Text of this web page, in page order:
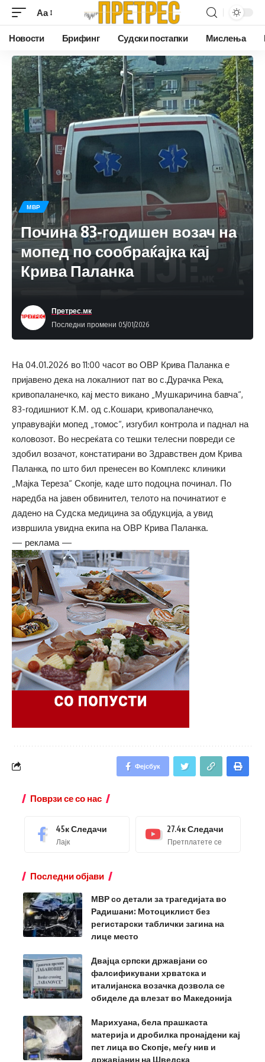
Аа
Новости Брифинг Судски постапки Мислења
МВР
Почина 83-годишен возач на
мопед по сообраќајка кај
Крива Паланка
Последни промени 05/01/2026
Претрес.мк
На 04.01.2026 во 11:00 часот во ОВР Крива Паланка е
пријавено дека на локалниот пат во с.Дурачка Река,
кривопаланечко, кај место викано „Мушкаричина бавча“,
83-годишниот К.М. од с.Кошари, кривопаланечко,
управувајќи мопед „томос“, изгубил контрола и паднал на
коловозот. Во несреќата со тешки телесни повреди се
здобил возачот, констатирани во Здравствен дом Крива
Паланка, по што бил пренесен во Комплекс клиники
„Мајка Тереза“ Скопје, каде што подоцна починал. По
наредба на јавен обвинител, телото на починатиот е
дадено на Судска медицина за обдукција, а увид
извршила увидна екипа на ОВР Крива Паланка.
— реклама —
Фејсбук
Поврзи се со нас
45кСледачи
Лајк
27.4кСледачи
Претплатете се
Последни објави
МВР со детали за трагедијата во
Радишани: Мотоциклист без
регистарски таблички загина на
лице место
Двајца српски државјани со
фалсификувани хрватска и
италијанска возачка дозвола се
обиделе да влезат во Македонија
Марихуана, бела прашкаста
материја и дробилка пронајдени кај
пет лица во Скопје, меѓу нив и
државјанин на Шведска